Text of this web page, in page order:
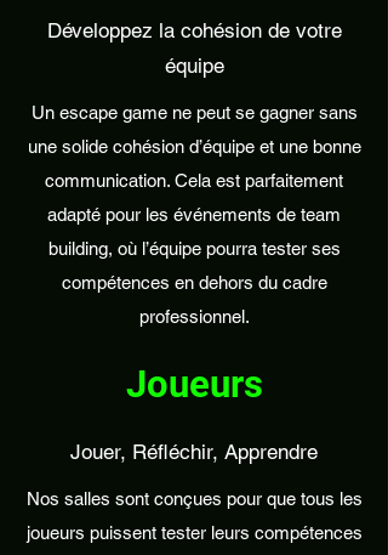
Développez la cohésion de votre
équipe
Un escape game ne peut se gagner sans
une solide cohésion d’équipe et une bonne
communication. Cela est parfaitement
adapté pour les événements de team
building, où l’équipe pourra tester ses
compétences en dehors du cadre
professionnel.
Joueurs
Jouer, Réfléchir, Apprendre
Nos salles sont conçues pour que tous les
joueurs puissent tester leurs compétences